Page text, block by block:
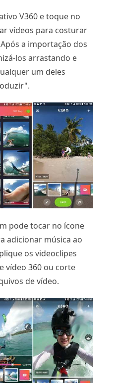
V360 e toque no
vídeos para costurar
a importação dos
los arrastando e
um deles
pode tocar no ícone
adicionar música ao
os videoclipes
vídeo 360 ou corte
de vídeo.